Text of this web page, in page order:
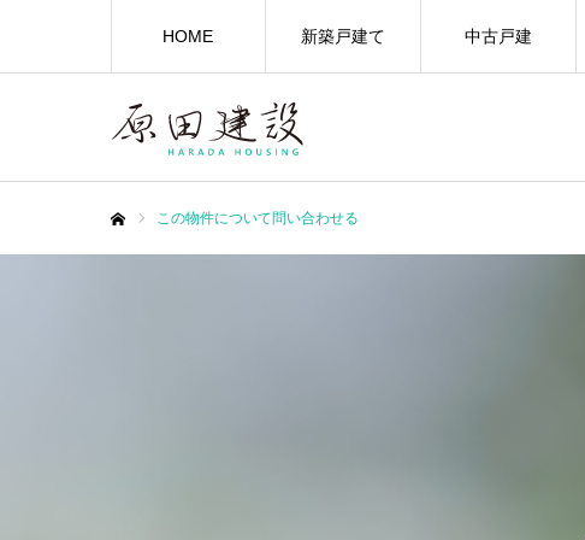
HOME 新築戸建て 中古戸建
この物件について問い合わせる